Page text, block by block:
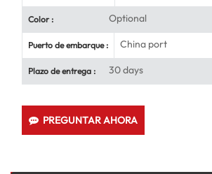
Color : Optional
Puerto de embarque : China port
Plazo de entrega : 30 days
PREGUNTAR AHORA